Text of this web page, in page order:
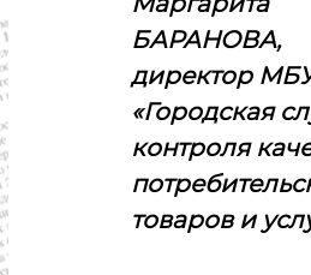
БАРАНОВА,
директор
«Городская
контроля
товаров и